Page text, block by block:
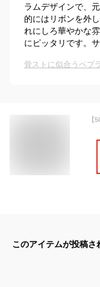
ラムデザインで、
的にはリボンを外
れにしろ華やかな
にピッタリです。
このアイテムが投稿さ